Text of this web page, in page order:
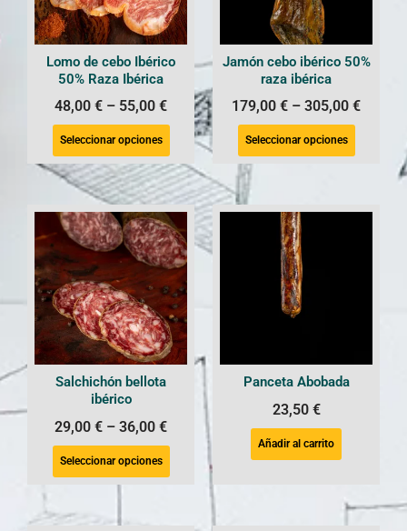
Lomo de cebo Ibérico
50% Raza Ibérica
48,00 € – 55,00 €
Seleccionar opciones
Jamón cebo ibérico 50%
raza ibérica
179,00 € – 305,00 €
Seleccionar opciones
Salchichón bellota
ibérico
29,00 € – 36,00 €
Seleccionar opciones
Panceta Abobada
23,50 €
Añadir al carrito